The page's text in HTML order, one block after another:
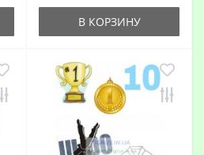
В КОРЗИНУ